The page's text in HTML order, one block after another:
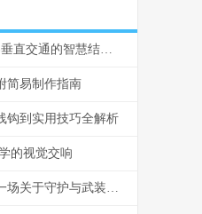
我的世界PE物品电梯,方块世界垂直交通的智慧结晶副标题
简易制作指南
钩到实用技巧全解析
的视觉交响
我的世界怎么让村民拿武器，一场关于守护与武装的探索之旅